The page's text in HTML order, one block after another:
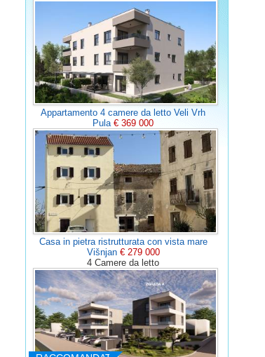
Appartamento 4 camere da letto Veli Vrh
Pula€ 369 000
Casa in pietra ristrutturata con vista mare
Višnjan € 279 000
4 Camere da letto